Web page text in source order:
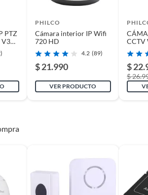
20 cm
355
PTZ
PHILCO
Cámara interior IP Wifi
720 HD
4.2 (89)
$ 21.990
VER PRODUCTO
CCTV
$
$